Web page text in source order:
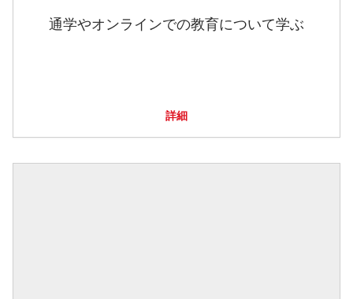
通学やオンラインでの教育について学ぶ
詳細